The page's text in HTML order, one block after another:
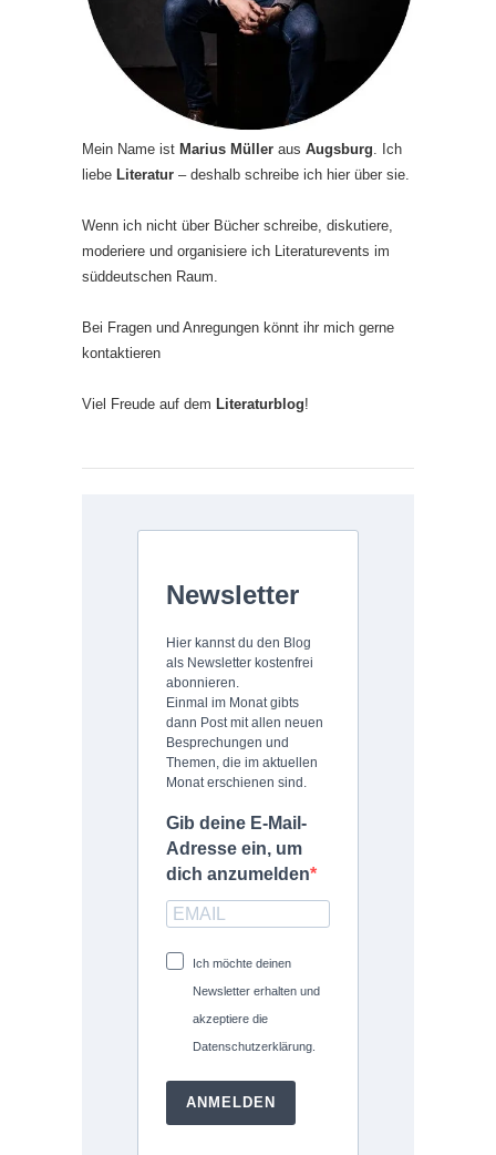
Mein Name ist Marius Müller aus Augsburg . Ich
liebe Literatur – deshalb schreibe ich hier über sie.
Wenn ich nicht über Bücher schreibe, diskutiere,
moderiere und organisiere ich Literaturevents im
süddeutschen Raum.
Bei Fragen und Anregungen könnt ihr mich gerne
kontaktieren
Viel Freude auf dem Literaturblog!
Newsletter
Hier kannst du den Blog
als Newsletter kostenfrei
abonnieren.
Einmal im Monat gibts
dann Post mit allen neuen
Besprechungen und
Themen, die im aktuellen
Monat erschienen sind.
Gib deine E-Mail-
Adresse ein, um
dich anzumelden
Ich möchte deinen
Newsletter erhalten und
akzeptiere die
Datenschutzerklärung.
ANMELDEN